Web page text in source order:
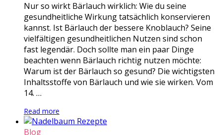
Nur so wirkt Bärlauch wirklich: Wie du seine
gesundheitliche Wirkung tatsächlich konservieren
kannst. Ist Bärlauch der bessere Knoblauch? Seine
vielfältigen gesundheitlichen Nutzen sind schon
fast legendär. Doch sollte man ein paar Dinge
beachten wenn Bärlauch richtig nutzen möchte:
Warum ist der Bärlauch so gesund? Die wichtigsten
Inhaltsstoffe von Bärlauch und wie sie wirken. Vom
14. …
Read more
Blog